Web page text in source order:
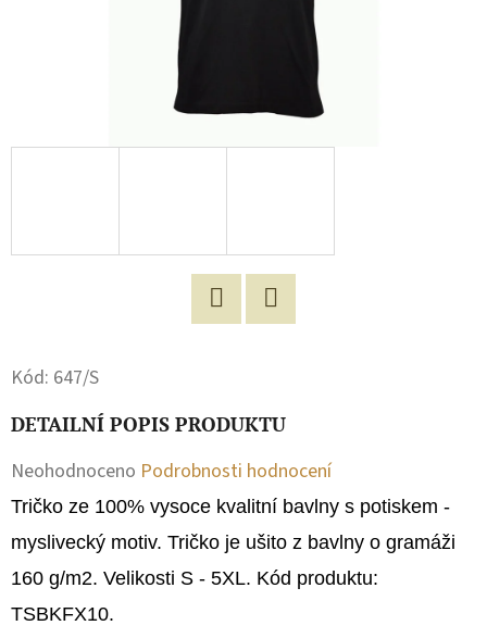
Kód: 647/S
DETAILNÍ POPIS PRODUKTU
Průměrné
hodnocení
produktu
je
0,0
Neohodnoceno Podrobnosti hodnocení
Tričko ze 100% vysoce kvalitní bavlny s potiskem -
myslivecký motiv. Tričko je ušito z bavlny o gramáži
160 g/m2. Velikosti S - 5XL. Kód produktu:
TSBKFX10.
O
P
O
U
Č
U
J
E
M